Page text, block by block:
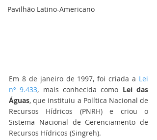
Pavilhão Latino-Americano
Em 8 de janeiro de 1997, foi criada a Lei
nº 9.433, mais conhecida como Lei das
Águas, que instituiu a Política Nacional de
Recursos Hídricos (PNRH) e criou o
Sistema Nacional de Gerenciamento de
Recursos Hídricos (Singreh).